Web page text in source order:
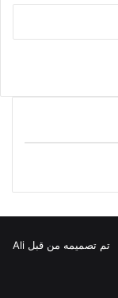
تم تصميمه من قبل Ali